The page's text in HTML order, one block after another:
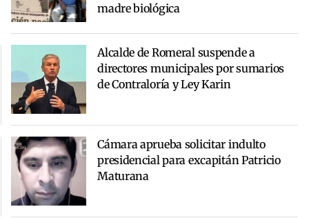
madre biológica
Alcalde de Romeral suspende a
directores municipales por sumarios
de Contraloría y Ley Karin
Cámara aprueba solicitar indulto
presidencial para excapitán Patricio
Maturana